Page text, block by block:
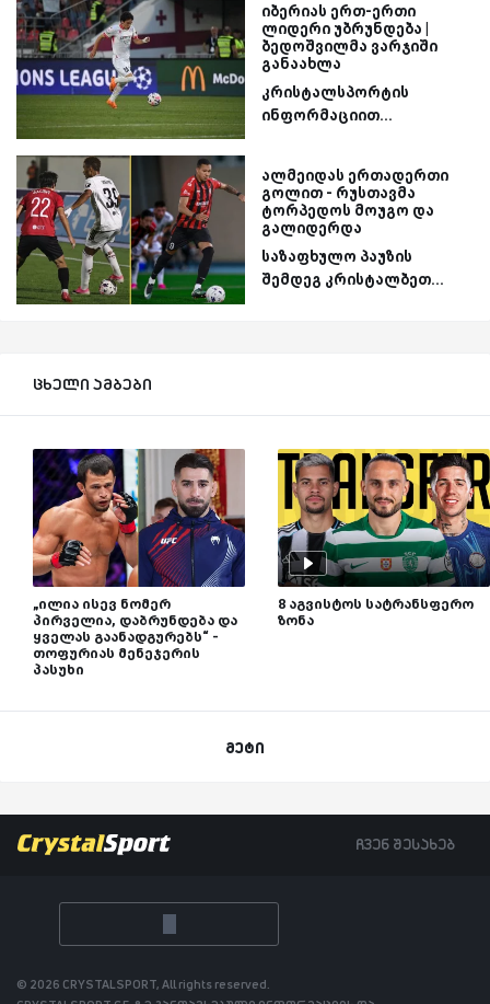
იბერიას ერთ-ერთი
ლიდერი უბრუნდება |
ბედოშვილმა ვარჯიში
განაახლა
კრისტალსპორტის
ინფორმაციით...
ალმეიდას ერთადერთი
გოლით - რუსთავმა
ტორპედოს მოუგო და
გალიდერდა
საზაფხულო პაუზის
შემდეგ კრისტალბეთ...
ცხელი ამბები
„ილია ისევ ნომერ
პირველია, დაბრუნდება და
ყველას გაანადგურებს“ -
თოფურიას მენეჯერის
პასუხი
8 აგვისტოს სატრანსფერო
ზონა
მეტი
ჩვენ შესახებ
© 2026 CRYSTALSPORT, All rights reserved.